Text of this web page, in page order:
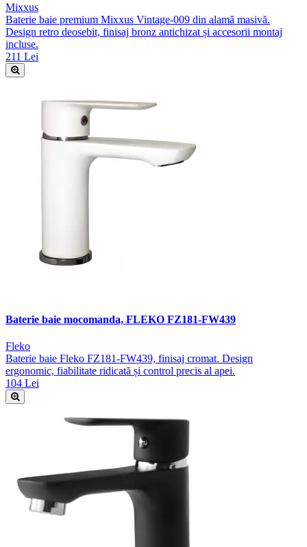
Mixxus
Baterie baie premium Mixxus Vintage-009 din alamă masivă.
Design retro deosebit, finisaj bronz antichizat și accesorii montaj
incluse.
211 Lei
Baterie baie mocomanda, FLEKO FZ181-FW439
Fleko
Baterie baie Fleko FZ181-FW439, finisaj cromat. Design
ergonomic, fiabilitate ridicată și control precis al apei.
104 Lei